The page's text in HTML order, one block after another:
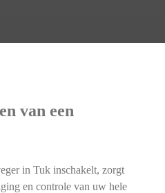
van een
in Tuk inschakelt, zorgt
en controle van uw hele